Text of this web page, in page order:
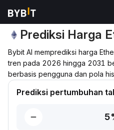
Prediksi Harga
Prediksi Harga
Bybit AI memprediksi harga
tren pada 2026 hingga 2031
berbasis pengguna dan pola
Prediksi pertumbuhan